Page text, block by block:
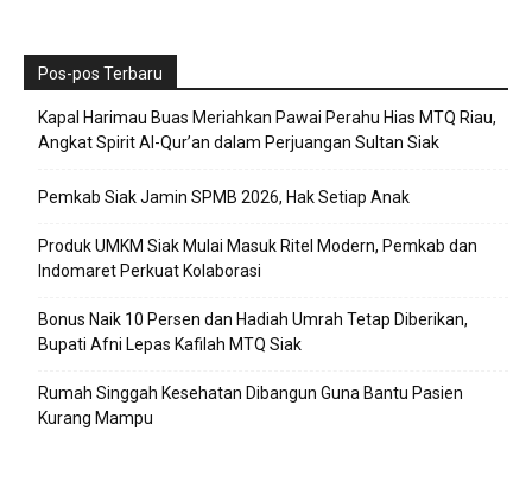
Pos-pos Terbaru
Kapal Harimau Buas Meriahkan Pawai Perahu Hias MTQ Riau,
Angkat Spirit Al-Qur’an dalam Perjuangan Sultan Siak
Pemkab Siak Jamin SPMB 2026, Hak Setiap Anak
Produk UMKM Siak Mulai Masuk Ritel Modern, Pemkab dan
Indomaret Perkuat Kolaborasi
Bonus Naik 10 Persen dan Hadiah Umrah Tetap Diberikan,
Bupati Afni Lepas Kafilah MTQ Siak
Rumah Singgah Kesehatan Dibangun Guna Bantu Pasien
Kurang Mampu